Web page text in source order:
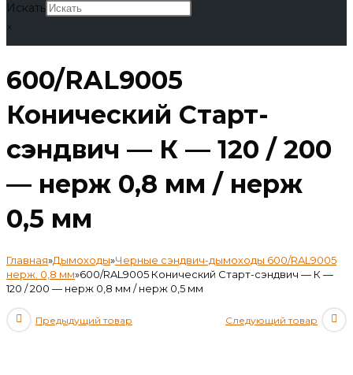
Искать
×
600/RAL9005
Конический Старт-
сэндвич — К — 120 / 200
— нерж 0,8 мм / нерж
0,5 мм
Главная»Дымоходы»Черные сэндвич-дымоходы 600/RAL9005
нерж. 0,8 мм»600/RAL9005 Конический Старт-сэндвич — К —
120 / 200 — нерж 0,8 мм / нерж 0,5 мм
Предыдущий товар Следующий товар